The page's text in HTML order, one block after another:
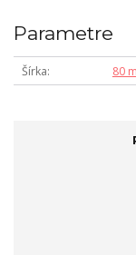
Parametre
Šírka 80